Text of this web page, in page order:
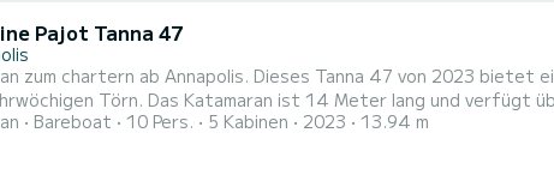
Pajot Tanna 47
zum chartern ab Annapolis. Dieses Tanna 47 von 2023 bietet
Törn. Das Katamaran ist 14 Meter lang und verfügt
einen Törn aufnehmen. Für Ihren Komfort verfügt ZenSation über 5 Toiletten
Bareboat 10 Pers. 5 Kabinen 2023 13.94 m